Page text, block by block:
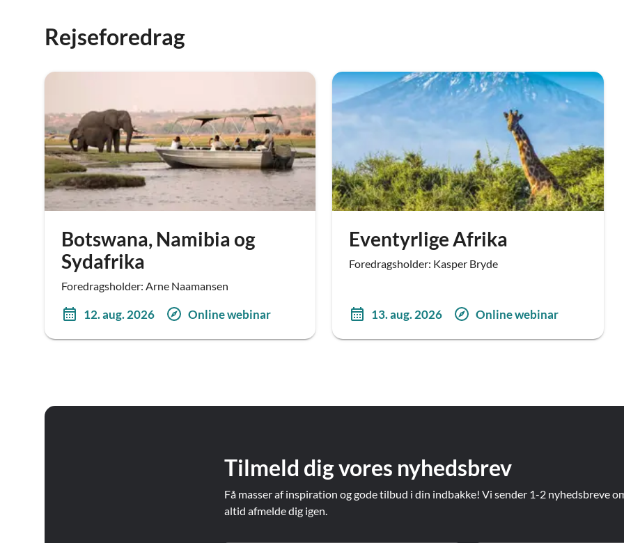
Rejseforedrag
Botswana, Namibia og
Sydafrika
Foredragsholder: Arne Naamansen
12. aug. 2026 Online webinar
Eventyrlige Afrika
Foredragsholder: Kasper Bryde
13. aug. 2026 Online webinar
Tilmeld dig vores nyhedsbrev
Få masser af inspiration og gode tilbud i din indbakke! Vi sender 1-2 nyhedsbreve
altid afmelde dig igen.